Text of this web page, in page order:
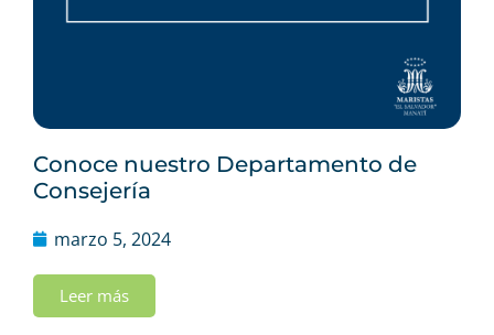
Conoce nuestro Departamento de
Consejería
marzo 5, 2024
Leer más